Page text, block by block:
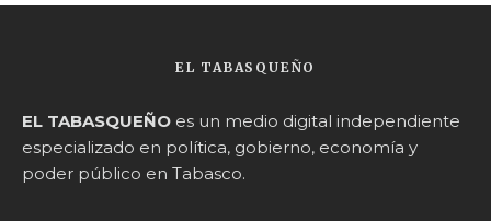
EL TABASQUEÑO
EL TABASQUEÑO es un medio digital independiente
especializado en política, gobierno, economía y
poder público en Tabasco.